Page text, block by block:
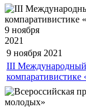
9 ноября
2021
9 ноября 2021
III Международный
компаративистике